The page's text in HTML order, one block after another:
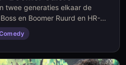
twee generaties elkaar de
en Boomer Ruurd en HR-
Zij vertrekt en hij snapt niet
van Technic Solutions. Hij
en karaoke. Wie van deze twee
deze battle of the